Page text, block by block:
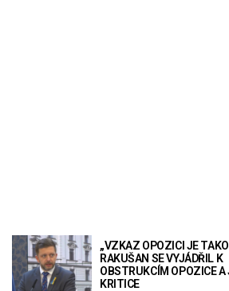
„VZKAZ OPOZICI JE
RAKUŠAN SE VYJÁDŘIL K
OBSTRUKCÍM OPOZICE A
KRITICE